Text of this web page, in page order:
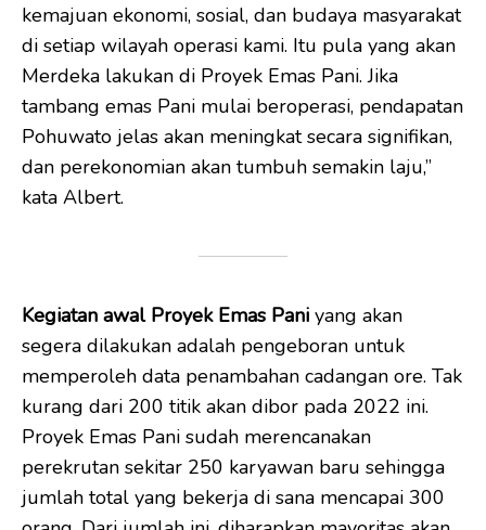
kemajuan ekonomi, sosial, dan budaya masyarakat
di setiap wilayah operasi kami. Itu pula yang akan
Merdeka lakukan di Proyek Emas Pani. Jika
tambang emas Pani mulai beroperasi, pendapatan
Pohuwato jelas akan meningkat secara signifikan,
dan perekonomian akan tumbuh semakin laju,”
kata Albert.
Kegiatan awal Proyek Emas Pani yang akan
segera dilakukan adalah pengeboran untuk
memperoleh data penambahan cadangan ore. Tak
kurang dari 200 titik akan dibor pada 2022 ini.
Proyek Emas Pani sudah merencanakan
perekrutan sekitar 250 karyawan baru sehingga
jumlah total yang bekerja di sana mencapai 300